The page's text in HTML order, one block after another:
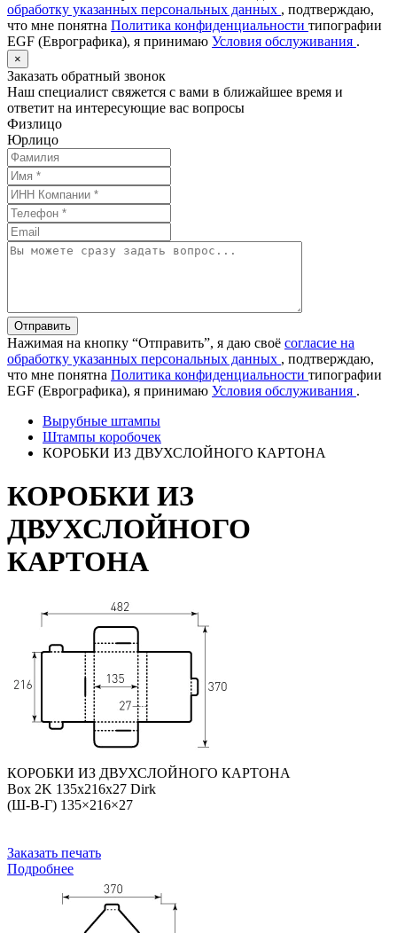
обработку указанных персональных данных , подтверждаю,
что мне понятна Политика конфиденциальности типографии
EGF (Еврографика), я принимаю Условия обслуживания .
×
Заказать обратный звонок
Наш специалист свяжется с вами в ближайшее время и
ответит на интересующие вас вопросы
Физлицо
Юрлицо
Отправить
Нажимая на кнопку “Отправить”, я даю своё согласие на
обработку указанных персональных данных , подтверждаю,
что мне понятна Политика конфиденциальности типографии
EGF (Еврографика), я принимаю Условия обслуживания .
Вырубные штампы
Штампы коробочек
КОРОБКИ ИЗ ДВУХСЛОЙНОГО КАРТОНА
КОРОБКИ ИЗ
ДВУХСЛОЙНОГО
КАРТОНА
КОРОБКИ ИЗ ДВУХСЛОЙНОГО КАРТОНА
Box 2K 135x216x27 Dirk
(Ш-В-Г) 135×216×27
Заказать печать
Подробнее